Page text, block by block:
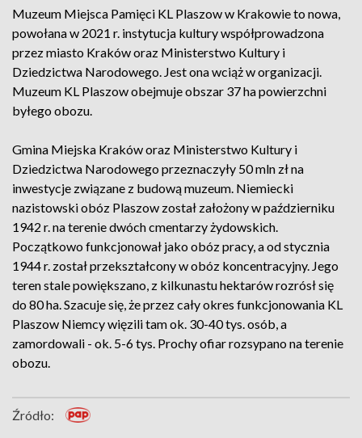
Muzeum Miejsca Pamięci KL Plaszow w Krakowie to nowa,
powołana w 2021 r. instytucja kultury współprowadzona
przez miasto Kraków oraz Ministerstwo Kultury i
Dziedzictwa Narodowego. Jest ona wciąż w organizacji.
Muzeum KL Plaszow obejmuje obszar 37 ha powierzchni
byłego obozu.
Gmina Miejska Kraków oraz Ministerstwo Kultury i
Dziedzictwa Narodowego przeznaczyły 50 mln zł na
inwestycje związane z budową muzeum. Niemiecki
nazistowski obóz Plaszow został założony w październiku
1942 r. na terenie dwóch cmentarzy żydowskich.
Początkowo funkcjonował jako obóz pracy, a od stycznia
1944 r. został przekształcony w obóz koncentracyjny. Jego
teren stale powiększano, z kilkunastu hektarów rozrósł się
do 80 ha. Szacuje się, że przez cały okres funkcjonowania KL
Plaszow Niemcy więzili tam ok. 30-40 tys. osób, a
zamordowali - ok. 5-6 tys. Prochy ofiar rozsypano na terenie
obozu.
Źródło: